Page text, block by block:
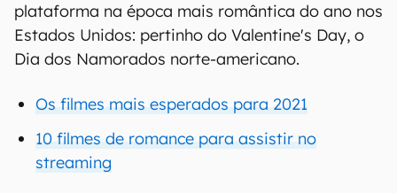
plataforma na época mais romântica do ano nos
Estados Unidos: pertinho do Valentine's Day, o
Dia dos Namorados norte-americano.
Os filmes mais esperados para 2021
10 filmes de romance para assistir no
streaming